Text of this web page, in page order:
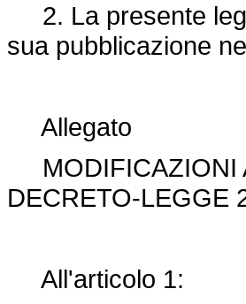
2. La presente
sua pubblicazione
Allegato
MODIFICAZIONI
DECRETO-LEGGE
All'articolo 1: